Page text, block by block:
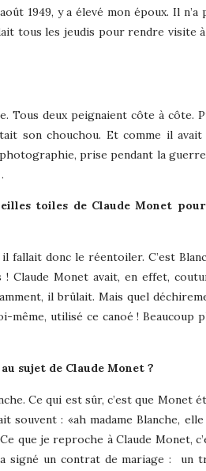
1949, y a élevé mon époux. Il n’a
tous les jeudis pour rendre visite
Tous deux peignaient côte à côte.
son chouchou. Et comme il avait
photographie, prise pendant la
toiles de Claude Monet
fallait donc le réentoiler. C’est
Claude Monet avait, en effet,
il brûlait. Mais quel
même, utilisé ce canoé ! Beaucoup
sujet de Claude Monet ?
Ce qui est sûr, c’est que Monet
souvent : «ah madame Blanche, elle
que je reproche à Claude Monet,
a signé un contrat de mariage :
un